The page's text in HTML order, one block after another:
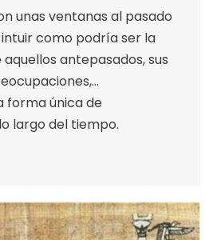
unas ventanas al pasado
como podría ser la
antepasados, sus
forma única de
largo del tiempo.